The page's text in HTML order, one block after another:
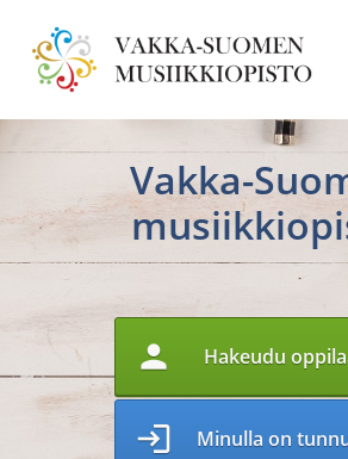
Vakka-
person Hakeudu
login Minulla on